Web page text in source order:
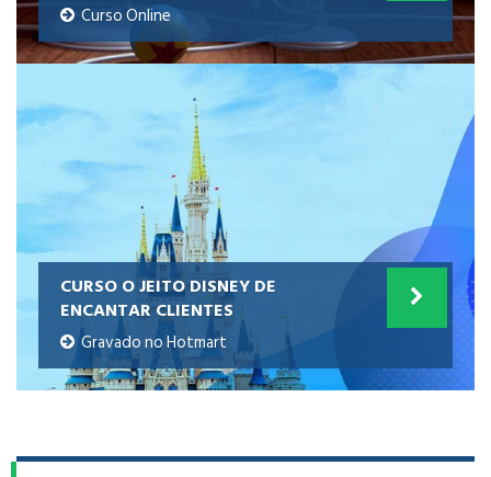
Curso Online
CURSO O JEITO DISNEY DE
ENCANTAR CLIENTES
Gravado no Hotmart